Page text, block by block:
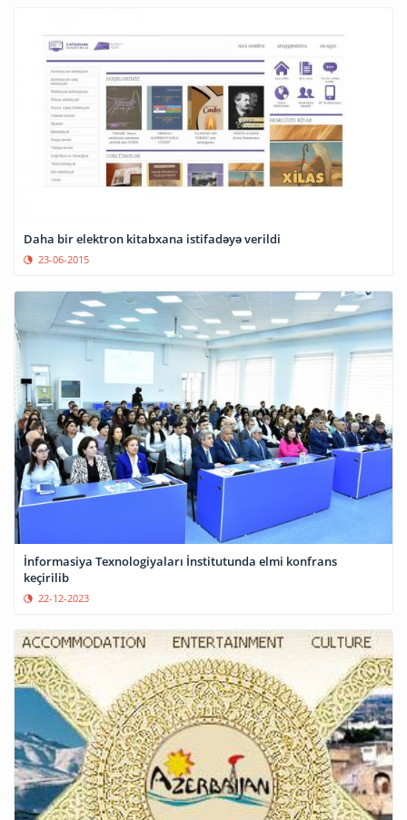
Daha bir elektron kitabxana istifadəyə verildi
23-06-2015
İnformasiya Texnologiyaları İnstitutunda elmi konfrans
keçirilib
22-12-2023